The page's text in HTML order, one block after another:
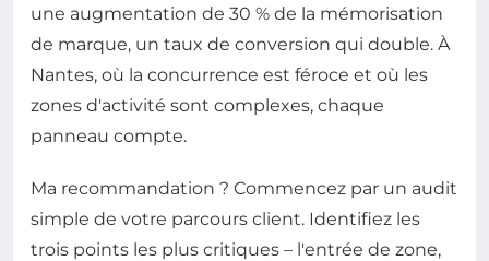
une augmentation de 30 % de la mémorisation
de marque, un taux de conversion qui double. À
Nantes, où la concurrence est féroce et où les
zones d'activité sont complexes, chaque
panneau compte.
Ma recommandation ? Commencez par un audit
simple de votre parcours client. Identifiez les
trois points les plus critiques – l'entrée de zone,